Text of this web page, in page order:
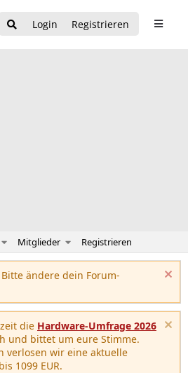
Login Registrieren
Mitglieder Registrieren
ändere dein Forum-
die Hardware-Umfrage 2026
und bittet um eure Stimme.
verlosen wir eine aktuelle
1099 EUR.